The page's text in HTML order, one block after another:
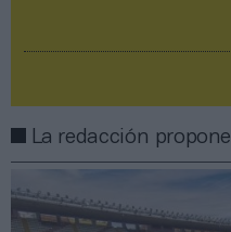
La redacción propone